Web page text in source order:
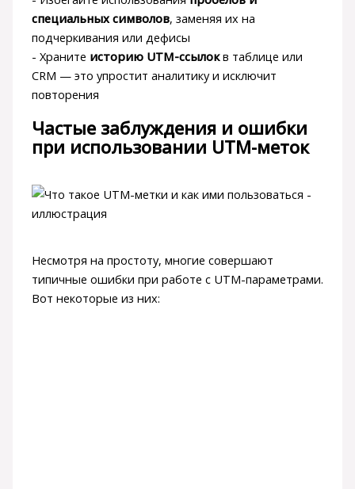
специальных символов, заменяя их на
подчеркивания или дефисы
- Храните историю UTM-ссылокв таблице или
CRM — это упростит аналитику и исключит
повторения
Частые заблуждения и ошибки
при использовании UTM-меток
Несмотря на простоту, многие совершают
типичные ошибки при работе с UTM-параметрами.
Вот некоторые из них: